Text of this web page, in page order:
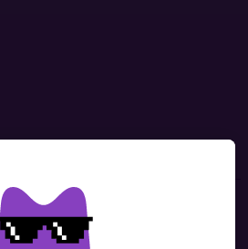
Contatos